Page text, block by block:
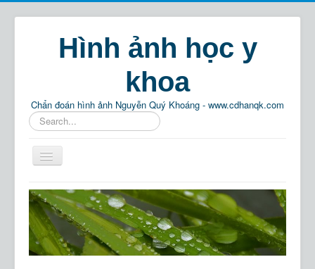
Hình ảnh học y
khoa
Chẩn đoán hình ảnh Nguyễn Quý Khoáng - www.cdhanqk.com
Tìm
kiếm...
Home
Chẩn đoán hình ảnh
Phật pháp